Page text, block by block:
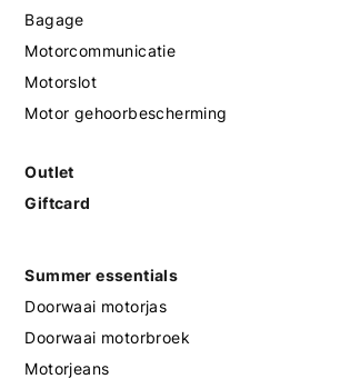
Bagage
Motorcommunicatie
Motorslot
Motor gehoorbescherming
Outlet
Giftcard
Summer essentials
Doorwaai motorjas
Doorwaai motorbroek
Motorjeans